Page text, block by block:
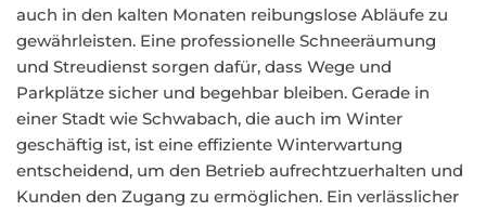
auch in den kalten Monaten reibungslose Abläufe zu
gewährleisten. Eine professionelle Schneeräumung
und Streudienst sorgen dafür, dass Wege und
Parkplätze sicher und begehbar bleiben. Gerade in
einer Stadt wie Schwabach, die auch im Winter
geschäftig ist, ist eine effiziente Winterwartung
entscheidend, um den Betrieb aufrechtzuerhalten und
Kunden den Zugang zu ermöglichen. Ein verlässlicher